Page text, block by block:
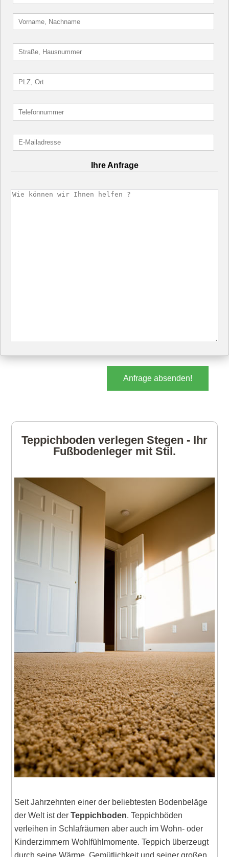
Ihre Anfrage
Anfrage absenden!
Teppichboden verlegen Stegen - Ihr
Fußbodenleger mit Stil.
Seit Jahrzehnten einer der beliebtesten Bodenbeläge
der Welt ist derTeppichboden. Teppichböden
verleihen in Schlafräumen aber auch im Wohn- oder
Kinderzimmern Wohlfühlmomente. Teppich überzeugt
durch seine Wärme, Gemütlichkeit und seiner großen